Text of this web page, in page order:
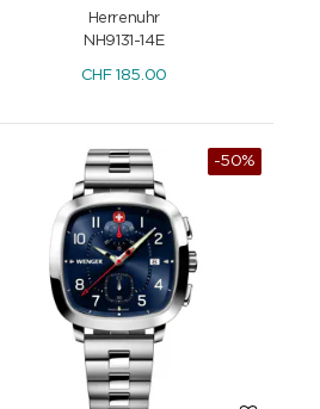
Herrenuhr
NH9131-14E
CHF185.00
-50%